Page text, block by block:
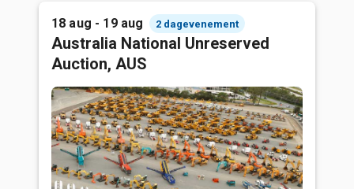
18 aug - 19 aug 2 dagevenement
Australia National Unreserved
Auction, AUS